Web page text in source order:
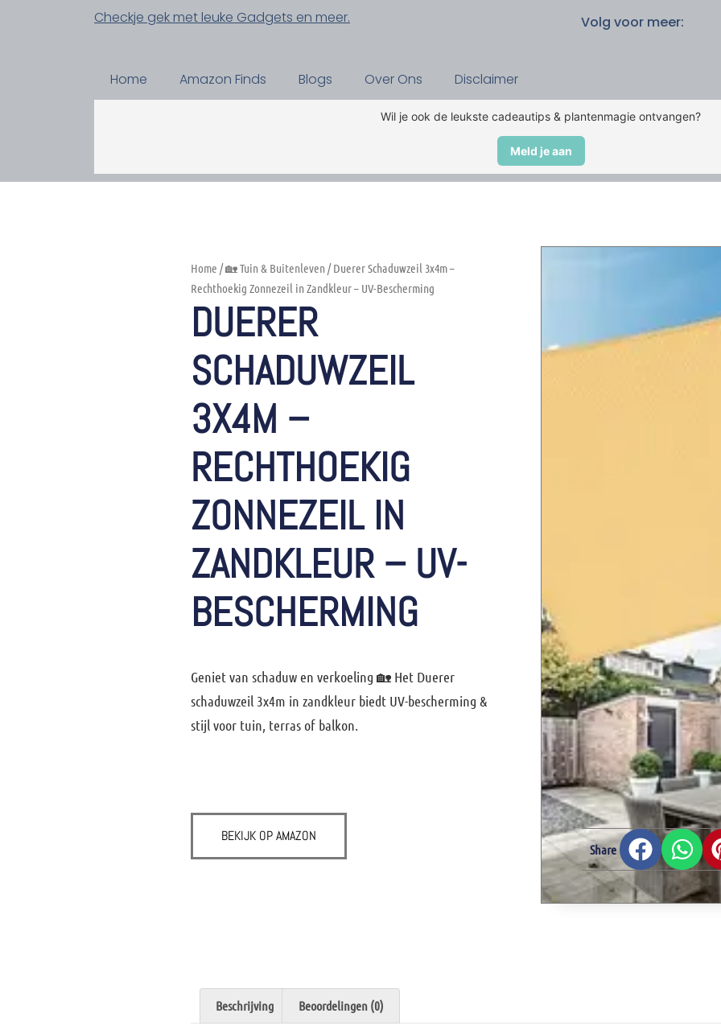
Checkje gek met leuke Gadgets en meer. Volg voor meer:
Home Amazon Finds Blogs Over Ons Disclaimer
Wil je ook de leukste cadeautips & plantenmagie ontvangen?
Meld je aan
Home /🏡 Tuin & Buitenleven / Duerer Schaduwzeil 3x4m –
Rechthoekig Zonnezeil in Zandkleur – UV-Bescherming
DUERER
SCHADUWZEIL
3X4M –
RECHTHOEKIG
ZONNEZEIL IN
ZANDKLEUR – UV-
BESCHERMING
Geniet van schaduw en verkoeling 🏡 Het Duerer
schaduwzeil 3x4m in zandkleur biedt UV-bescherming &
stijl voor tuin, terras of balkon.
BEKIJK OP AMAZON
Share
Beschrijving Beoordelingen (0)